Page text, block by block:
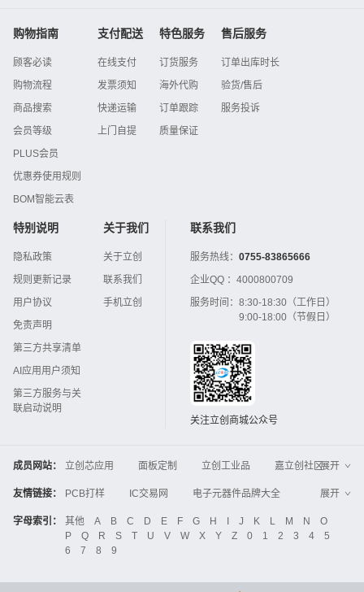
购物指南
顾客必读
购物流程
商品搜索
会员等级
PLUS会员
优惠券使用规则
BOM智能云表
支付配送
在线支付
发票须知
快递运输
上门自提
特色服务
订货服务
海外代购
订单跟踪
质量保证
售后服务
订单出库时长
验货/售后
服务投诉
特别说明
隐私政策
规则更新记录
用户协议
免责声明
第三方共享清单
AI应用用户须知
第三方服务与关
联启动说明
关于我们
关于立创
联系我们
手机立创
联系我们
服务热线： 0755-83865666
企业QQ ： 4000800709
服务时间： 8:30-18:30（工作日）
9:00-18:00（节假日）
关注立创商城公众号
成员网站： 立创芯应用 面板定制 立创工业品
嘉立创社区
3D打印
嘉立创FPC 嘉立创PCB
嘉立创FA
Global Website LCSC
ZXHPCB
展开
友情链接： PCB打样 IC交易网
电子元器件品牌大全
中国IC网
智能电网 机电设备
电子工程网
晶振
电子技术应用 21icsearch
电子展
工业品采购
IC电子网 锂电池 集成灶
展开
字母索引： 其他 A B C D E F G H I J K L M N
O
P
Q R S T U V W X Y Z 0 1 2 3 4
5
6
7 8 9